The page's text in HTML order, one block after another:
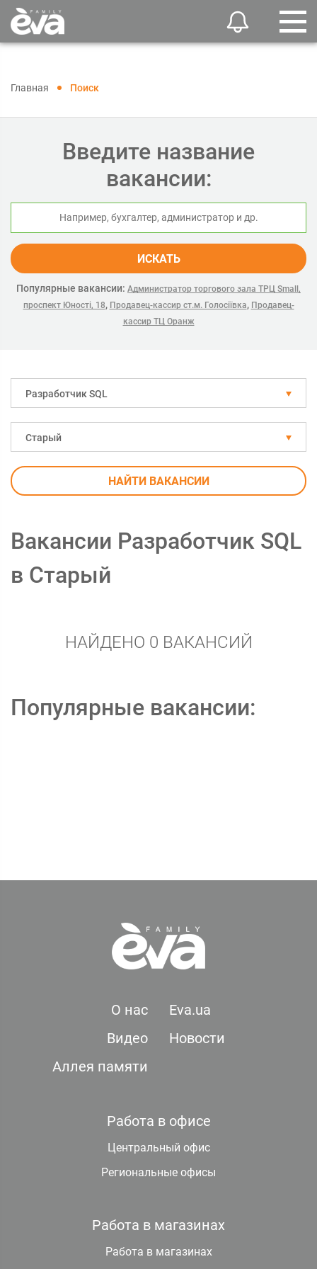
Главная Поиск
Введите название
вакансии:
ИСКАТЬ
Популярные вакансии: Администратор торгового зала ТРЦ Small,
проспект Юності, 18, Продавец-кассир ст.м. Голосіївка, Продавец-
кассир ТЦ Оранж
Разработчик SQL
Старый
НАЙТИ ВАКАНСИИ
Вакансии Разработчик SQL
в Старый
НАЙДЕНО 0 ВАКАНСИЙ
Популярные вакансии:
О нас
Eva.ua
Видео
Новости
Аллея памяти
Работа в офисе
Центральный офис
Региональные офисы
Работа в магазинах
Работа в магазинах